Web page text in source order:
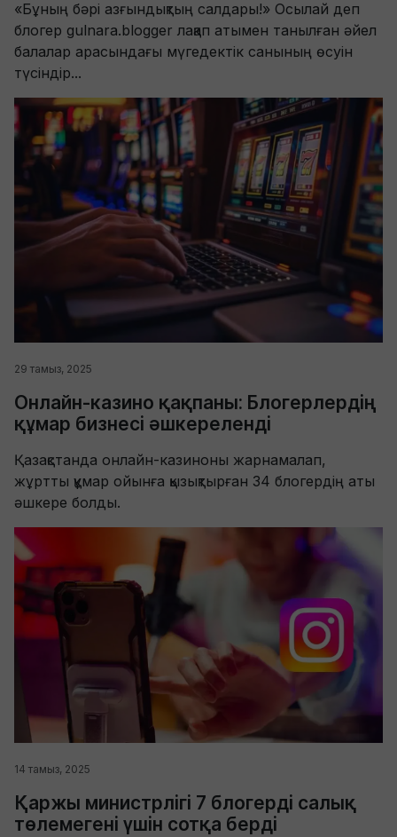
«Бұның бәрі азғындықтың салдары!» Осылай деп
блогер gulnara.blogger лақап атымен танылған әйел
балалар арасындағы мүгедектік санының өсуін
түсіндір...
29 тамыз, 2025
Онлайн-казино қақпаны: Блогерлердің
құмар бизнесі әшкереленді
Қазақстанда онлайн-казиноны жарнамалап,
жұртты құмар ойынға қызықтырған 34 блогердің аты
әшкере болды.
14 тамыз, 2025
Қаржы министрлігі 7 блогерді салық
төлемегені үшін сотқа берді